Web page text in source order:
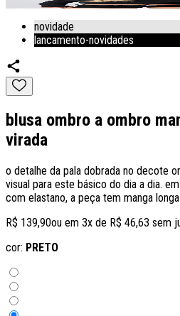
novidade
lancamento-novidades
blusa ombro a ombro
virada
o detalhe da pala dobrada no decote
visual para este básico do dia a dia.
com elastano, a peça tem manga
R$ 139,90ou em 3x de R$ 46,63 sem
cor: PRETO